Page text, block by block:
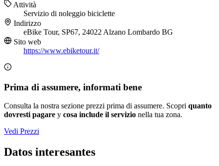
Attività
Servizio di noleggio biciclette
Indirizzo
eBike Tour, SP67, 24022 Alzano Lombardo BG
Sito web
https://www.ebiketour.it/
Prima di assumere, informati bene
Consulta la nostra sezione prezzi prima di assumere. Scopri quanto
dovresti pagare y cosa include il servizio nella tua zona.
Vedi Prezzi
Datos interesantes